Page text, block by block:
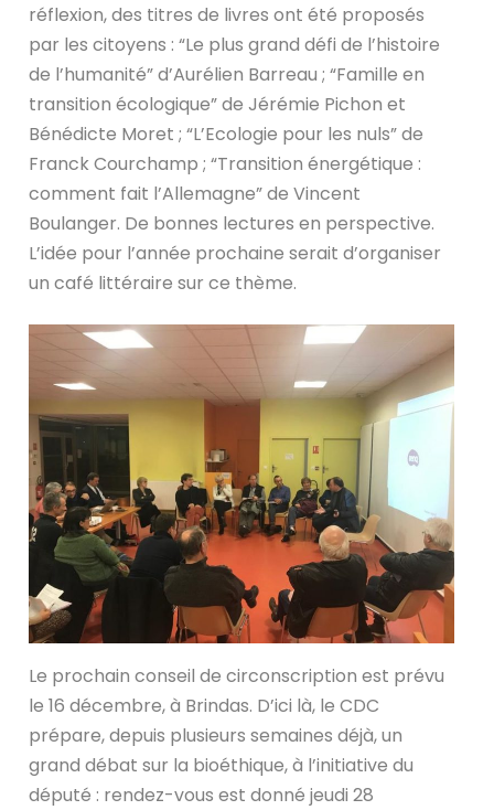
réflexion, des titres de livres ont été proposés
par les citoyens : “Le plus grand défi de l’histoire
de l’humanité” d’Aurélien Barreau ; “Famille en
transition écologique” de Jérémie Pichon et
Bénédicte Moret ; “L’Ecologie pour les nuls” de
Franck Courchamp ; “Transition énergétique :
comment fait l’Allemagne” de Vincent
Boulanger. De bonnes lectures en perspective.
L’idée pour l’année prochaine serait d’organiser
un café littéraire sur ce thème.
Le prochain conseil de circonscription est prévu
le 16 décembre, à Brindas. D’ici là, le CDC
prépare, depuis plusieurs semaines déjà, un
grand débat sur la bioéthique, à l’initiative du
député : rendez-vous est donné jeudi 28